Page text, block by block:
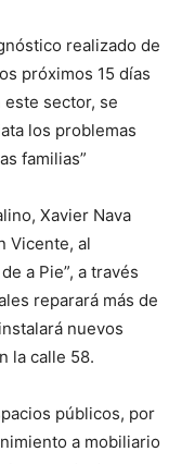
realizado de
próximos 15 días
sector, se
los problemas
familias”
Xavier Nava
Vicente, al
a Pie”, a través
reparará más de
nuevos
la calle 58.
públicos, por
a mobiliario